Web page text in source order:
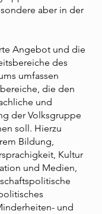
aber in der
Angebot und die
des
umfassen
die den
und
der Volksgruppe
soll. Hierzu
Bildung,
Kultur
und Medien,
und